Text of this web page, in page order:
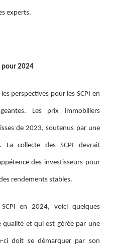
experts.
pour 2024
les perspectives pour les SCPI en
Les prix immobiliers
de 2023, soutenus par une
La collecte des SCPI devrait
des investisseurs pour
rendements stables.
en 2024, voici quelques
qualité et qui est gérée par une
ci doit se démarquer par son